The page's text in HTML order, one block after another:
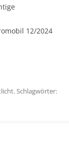
12/2024
Schlagwörter: